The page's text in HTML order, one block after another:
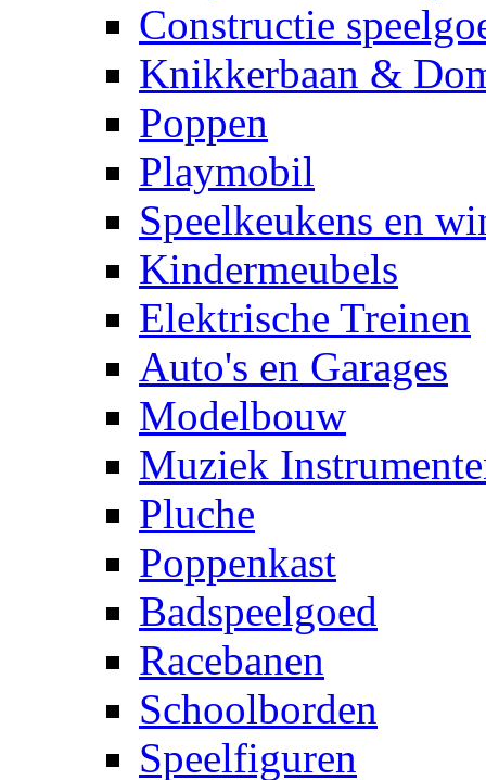
Constructie
Knikkerbaan &
Poppen
Playmobil
Speelkeukens en
Kindermeubels
Elektrische Treinen
Auto's en Garages
Modelbouw
Muziek
Pluche
Poppenkast
Badspeelgoed
Racebanen
Schoolborden
Speelfiguren